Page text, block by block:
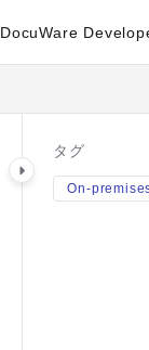
DocuWare
タグ
On-